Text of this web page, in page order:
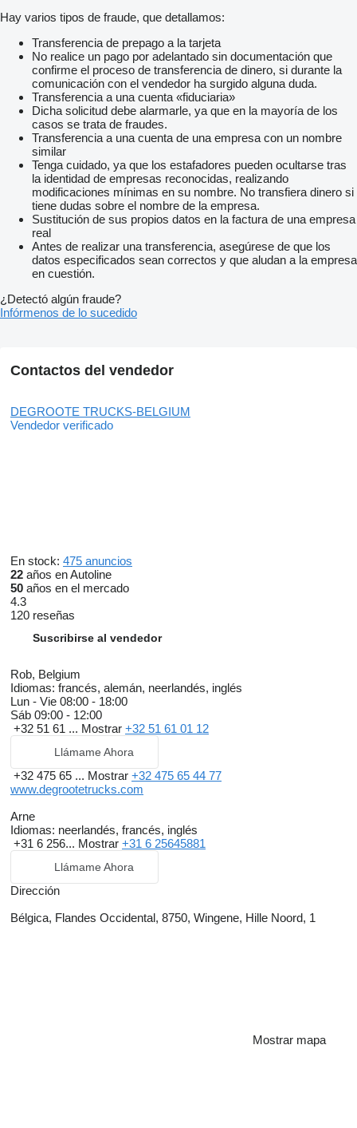
Hay varios tipos de fraude, que detallamos:
Transferencia de prepago a la tarjeta
No realice un pago por adelantado sin documentación que
confirme el proceso de transferencia de dinero, si durante la
comunicación con el vendedor ha surgido alguna duda.
Transferencia a una cuenta «fiduciaria»
Dicha solicitud debe alarmarle, ya que en la mayoría de los
casos se trata de fraudes.
Transferencia a una cuenta de una empresa con un nombre
similar
Tenga cuidado, ya que los estafadores pueden ocultarse tras
la identidad de empresas reconocidas, realizando
modificaciones mínimas en su nombre. No transfiera dinero si
tiene dudas sobre el nombre de la empresa.
Sustitución de sus propios datos en la factura de una empresa
real
Antes de realizar una transferencia, asegúrese de que los
datos especificados sean correctos y que aludan a la empresa
en cuestión.
¿Detectó algún fraude?
Infórmenos de lo sucedido
Contactos del vendedor
DEGROOTE TRUCKS-BELGIUM
Vendedor verificado
En stock: 475 anuncios
22 años en Autoline
50 años en el mercado
4.3
120 reseñas
Suscribirse al vendedor
Rob, Belgium
Idiomas: francés, alemán, neerlandés, inglés
Lun - Vie 08:00 - 18:00
Sáb 09:00 - 12:00
+32 51 61 ... Mostrar +32 51 61 01 12
Llámame Ahora
+32 475 65 ... Mostrar +32 475 65 44 77
www.degrootetrucks.com
Arne
Idiomas: neerlandés, francés, inglés
+31 6 256... Mostrar +31 6 25645881
Llámame Ahora
Dirección
Bélgica, Flandes Occidental, 8750, Wingene, Hille Noord, 1
Mostrar mapa